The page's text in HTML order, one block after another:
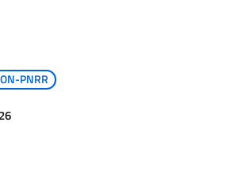
PNRR